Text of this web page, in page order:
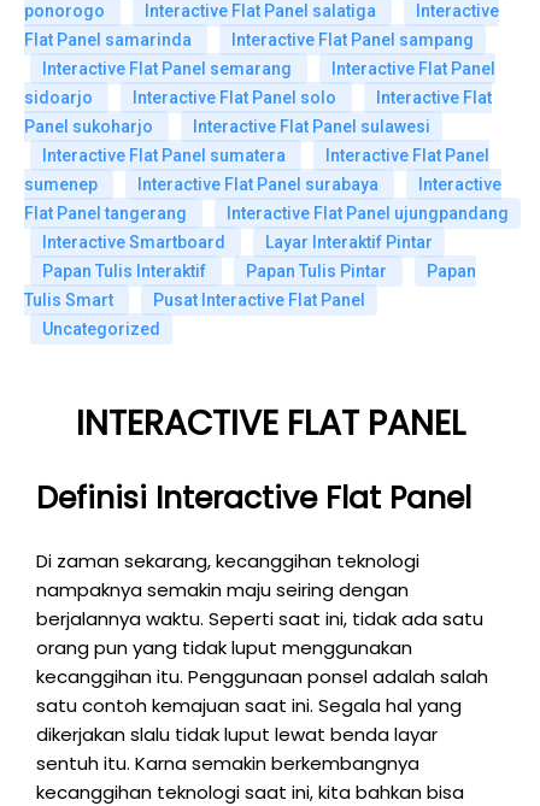
ponorogo
Interactive Flat Panel salatiga
Interactive
Flat Panel samarinda
Interactive Flat Panel sampang
Interactive Flat Panel semarang
Interactive Flat Panel
sidoarjo
Interactive Flat Panel solo
Interactive Flat
Panel sukoharjo
Interactive Flat Panel sulawesi
Interactive Flat Panel sumatera
Interactive Flat Panel
sumenep
Interactive Flat Panel surabaya
Interactive
Flat Panel tangerang
Interactive Flat Panel ujungpandang
Interactive Smartboard
Layar Interaktif Pintar
Papan Tulis Interaktif
Papan Tulis Pintar
Papan
Tulis Smart
Pusat Interactive Flat Panel
Uncategorized
INTERACTIVE FLAT PANEL
Definisi Interactive Flat Panel
Di zaman sekarang, kecanggihan teknologi
nampaknya semakin maju seiring dengan
berjalannya waktu. Seperti saat ini, tidak ada satu
orang pun yang tidak luput menggunakan
kecanggihan itu. Penggunaan ponsel adalah salah
satu contoh kemajuan saat ini. Segala hal yang
dikerjakan slalu tidak luput lewat benda layar
sentuh itu. Karna semakin berkembangnya
kecanggihan teknologi saat ini, kita bahkan bisa